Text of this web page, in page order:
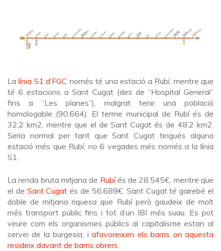
La línia S1 d’FGC només té una estació a Rubí, mentre que
té 6 estacions a Sant Cugat (des de “Hospital General”
fins a “Les planes”), malgrat tenir una població
homologable (90.664). El terme municipal de Rubí és de
32,2 km2, mentre que el de Sant Cugat és de 48,2 km2.
Seria normal per tant que Sant Cugat tingués alguna
estació més que Rubí, no 6 vegades més només a la línia
S1.
La renda bruta mitjana de Rubíés de 28.545€, mentre que
el de Sant Cugat és de 56.689€. Sant Cugat té gairebé el
doble de mitjana riquesa que Rubí però gaudeix de molt
més transport públic fins i tot d’un IBI més suau. Es pot
veure com els organismes públics al capitalisme estan al
servei de la burgesia, iafavoreixen els barris on aquesta
resideix davant de barris obrers.